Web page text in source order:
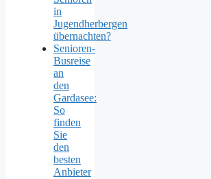
in
Jugendherbergen
übernachten?
Senioren-
Busreise
an
den
Gardasee:
So
finden
Sie
den
besten
Anbieter